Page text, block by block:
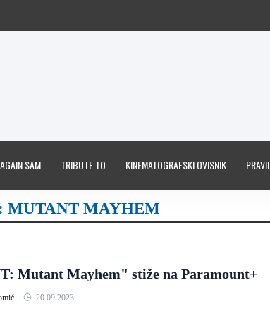
SAM TRIBUTE TO KINEMATOGRAFSKI OVISNIK
MUTANT MAYHEM
Mutant Mayhem" stiže na Paramount+
20.09.2023.